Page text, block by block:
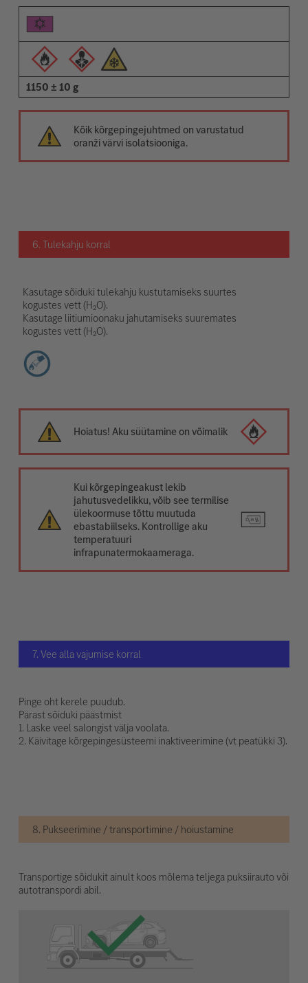
1150 ± 10 g
Kõik kõrgepingejuhtmed on varustatud
oranži värvi isolatsiooniga.
6. Tulekahju korral
Kasutage sõiduki tulekahju kustutamiseks suurtes
kogustes vett (H₂O).
Kasutage liitiumioonaku jahutamiseks suuremates
kogustes vett (H₂O).
Hoiatus! Aku süütamine on võimalik
Kui kõrgepingeakust lekib
jahutusvedelikku, võib see termilise
ülekoormuse tõttu muutuda
ebastabiilseks. Kontrollige aku
temperatuuri
infrapunatermokaameraga.
7. Vee alla vajumise korral
Pinge oht kerele puudub.
Pärast sõiduki päästmist
1. Laske veel salongist välja voolata.
2. Käivitage kõrgepingesüsteemi inaktiveerimine (vt peatükki 3).
8. Pukseerimine / transportimine / hoiustamine
Transportige sõidukit ainult koos mõlema teljega puksiirauto või
autotranspordi abil.